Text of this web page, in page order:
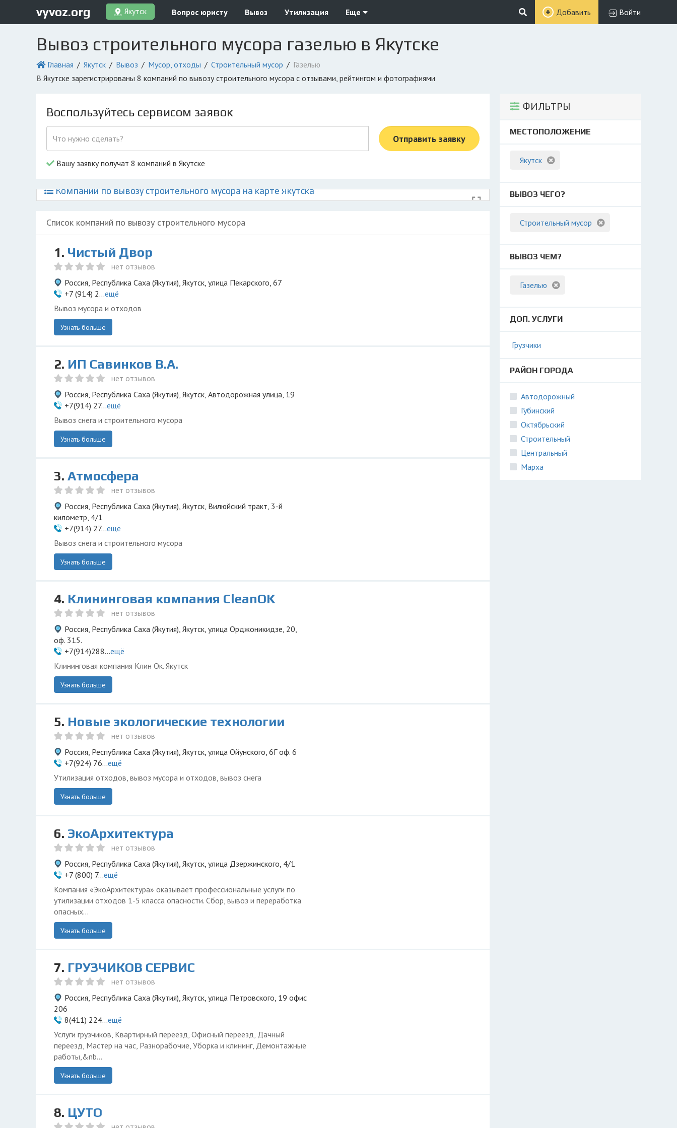
vyvoz.org Якутск Вопрос юристу Вывоз Утилизация Еще Добавить Войти
Вывоз строительного мусора газелью в Якутске
Главная Якутск Вывоз Мусор, отходы Строительный мусор
Газелью
в Якутске зарегистрированы 8 компаний по вывозу строительного мусора с отзывами, рейтингом и фотографиями
ФИЛЬТРЫ
МЕСТОПОЛОЖЕНИЕ
Якутск
ВЫВОЗ ЧЕГО?
Строительный мусор
ВЫВОЗ ЧЕМ?
Газелью
ДОП. УСЛУГИ
Грузчики
РАЙОН ГОРОДА
Автодорожный
Губинский
Октябрьский
Строительный
Центральный
Марха
Воспользуйтесь сервисом заявок
Отправить заявку
Вашу заявку получат 8 компаний в Якутске
Компании по вывозу строительного мусора на карте Якутска
Список компаний по вывозу строительного мусора
1. Чистый Двор
нет отзывов
Россия, Республика Саха (Якутия), Якутск, улица Пекарского, 67
+7 (914) 2...ещё
Вывоз мусора и отходов
Узнать больше
2. ИП Савинков В.А.
нет отзывов
Россия, Республика Саха (Якутия), Якутск, Автодорожная улица, 19
+7(914) 27...ещё
Вывоз снега и строительного мусора
Узнать больше
3. Атмосфера
нет отзывов
Россия, Республика Саха (Якутия), Якутск, Вилюйский тракт, 3-й
километр, 4/1
+7(914) 27...ещё
Вывоз снега и строительного мусора
Узнать больше
4. Клининговая компания СleanOK
нет отзывов
Россия, Республика Саха (Якутия), Якутск, улица Орджоникидзе, 20,
оф. 315.
+7(914)288...ещё
Клининговая компания Клин Ок. Якутск
Узнать больше
5. Новые экологические технологии
нет отзывов
Россия, Республика Саха (Якутия), Якутск, улица Ойунского, 6Г оф. 6
+7(924) 76...ещё
Утилизация отходов, вывоз мусора и отходов, вывоз снега
Узнать больше
6. ЭкоАрхитектура
нет отзывов
Россия, Республика Саха (Якутия), Якутск, улица Дзержинского, 4/1
+7 (800) 7...ещё
Компания «ЭкоАрхитектура» оказывает профессиональные услуги по
утилизации отходов 1-5 класса опасности. Сбор, вывоз и переработка
опасных...
Узнать больше
7. ГРУЗЧИКОВ СЕРВИС
нет отзывов
Россия, Республика Саха (Якутия), Якутск, улица Петровского, 19 офис
206
8(411) 224...ещё
Услуги грузчиков, Квартирный переезд, Офисный переезд, Дачный
переезд, Мастер на час, Разнорабочие, Уборка и клининг, Демонтажные
работы,&nb...
Узнать больше
8. ЦУТО